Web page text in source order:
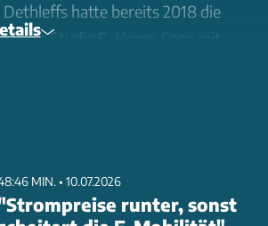
hatte bereits 2018 die
Studie E-Home Coco mit
AG und Bosch
gedacht waren.
2020 gegründeten Start-up
MIN. • 10.07.2026
runter, sonst